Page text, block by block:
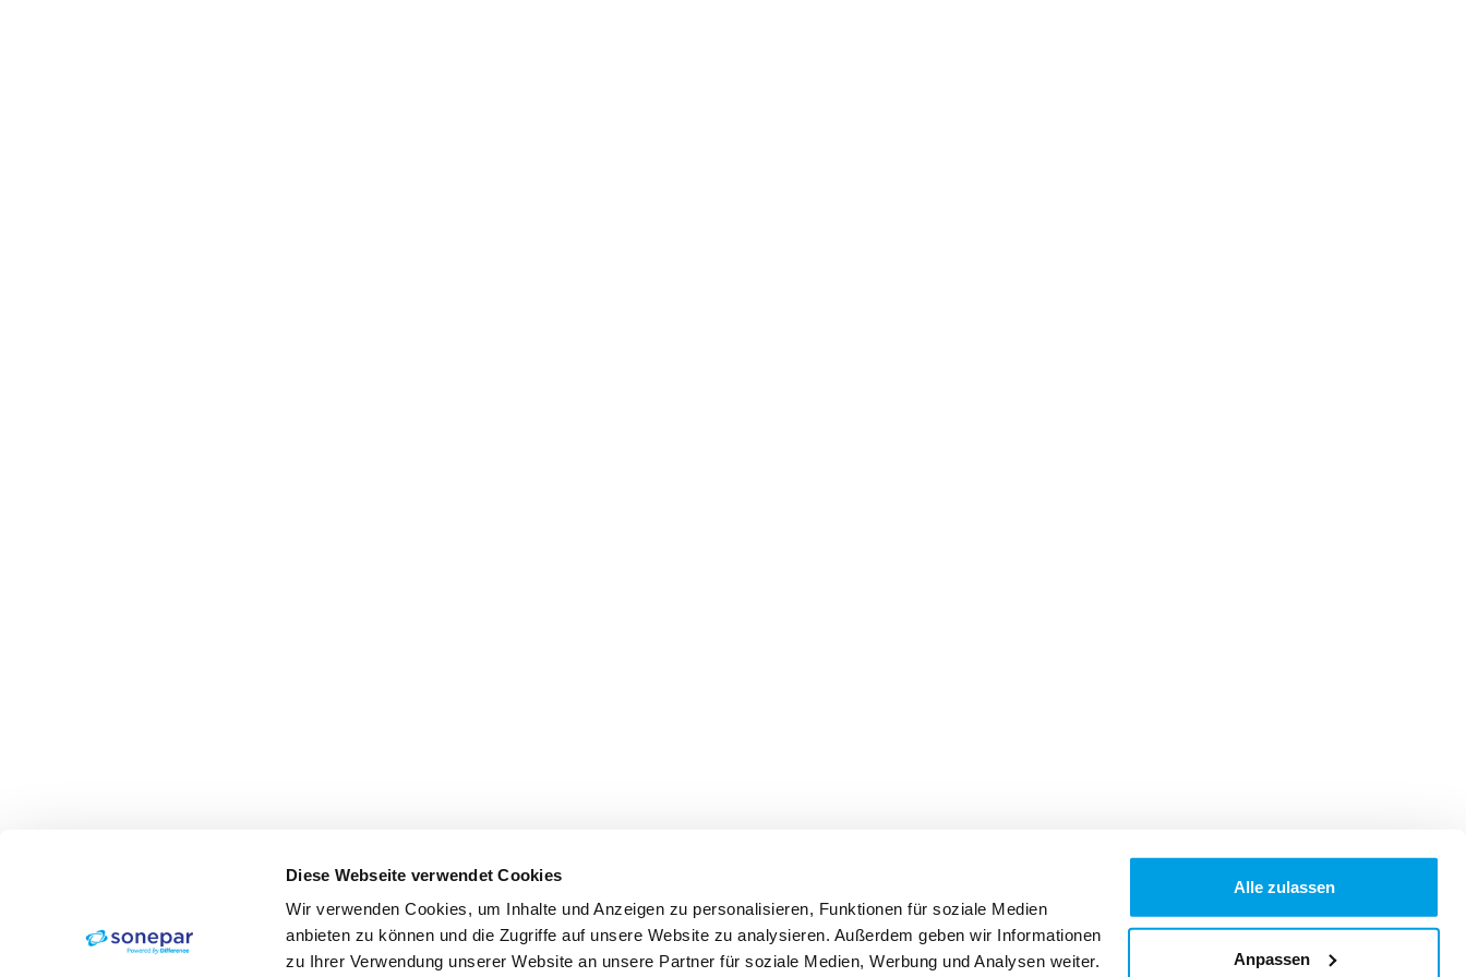
Diese Webseite verwendet Cookies
Wir verwenden Cookies, um Inhalte und Anzeigen zu personalisieren, Funktionen für soziale Medien
anbieten zu können und die Zugriffe auf unsere Website zu analysieren. Außerdem geben wir Informationen
zu Ihrer Verwendung unserer Website an unsere Partner für soziale Medien, Werbung und Analysen weiter.
Alle zulassen
Anpassen